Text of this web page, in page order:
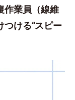
作業員（線維
ける“スピー